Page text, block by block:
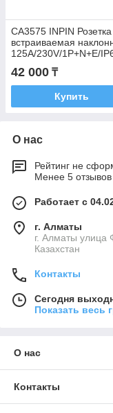
CA3575 INPIN Розетка
встраиваемая
125A/230V/1P+N+E/
42 000 ₸
Купить
О нас
Рейтинг не
Менее 5
Работает с
г. Алматы
г. Алматы улица
Казахстан
Контакты
Сегодня
Показать весь
О нас
Контакты